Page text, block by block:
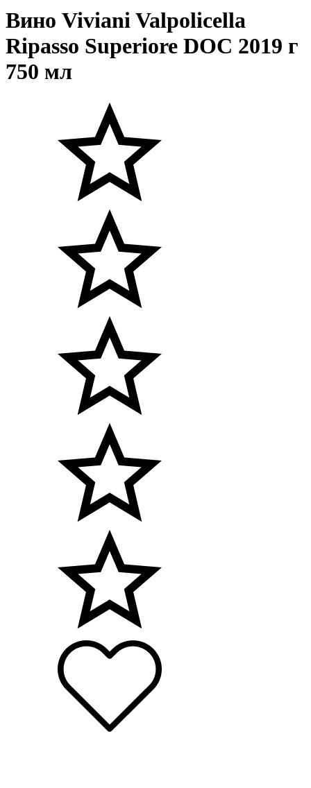
Вино Viviani Valpolicella
Ripasso Superiore DOC 2019 г
750 мл